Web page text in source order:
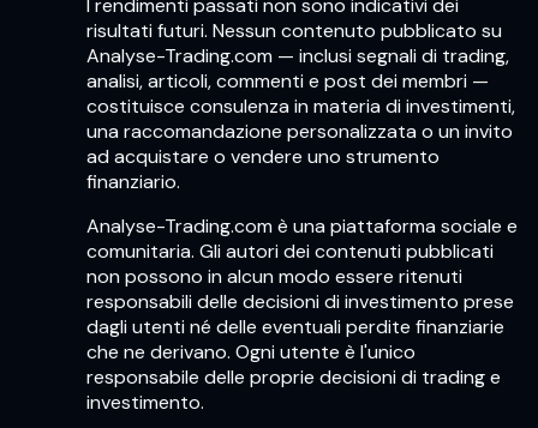
I rendimenti passati non sono indicativi dei
risultati futuri. Nessun contenuto pubblicato su
Analyse-Trading.com — inclusi segnali di trading,
analisi, articoli, commenti e post dei membri —
costituisce consulenza in materia di investimenti,
una raccomandazione personalizzata o un invito
ad acquistare o vendere uno strumento
finanziario.
Analyse-Trading.com è una piattaforma sociale e
comunitaria. Gli autori dei contenuti pubblicati
non possono in alcun modo essere ritenuti
responsabili delle decisioni di investimento prese
dagli utenti né delle eventuali perdite finanziarie
che ne derivano. Ogni utente è l'unico
responsabile delle proprie decisioni di trading e
investimento.